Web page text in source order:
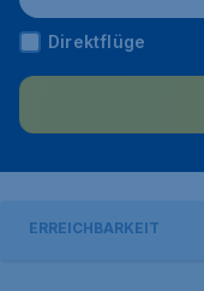
Direktflüge
ERREICHBARKEIT